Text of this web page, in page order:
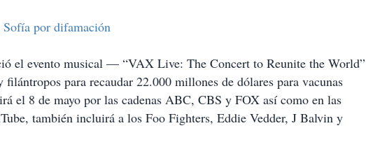
Sofía por difamación
el evento musical — “VAX Live: The Concert to Reunite the World”
para recaudar 22.000 millones de dólares para vacunas
el 8 de mayo por las cadenas ABC, CBS y FOX así como en las
también incluirá a los Foo Fighters, Eddie Vedder, J Balvin y